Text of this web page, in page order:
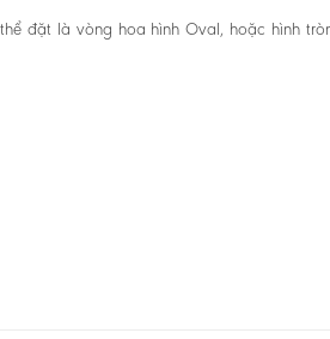
đặt là vòng hoa hình Oval, hoặc hình